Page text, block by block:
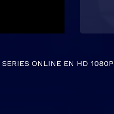
SERIES ONLINEEN HD 1080P